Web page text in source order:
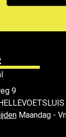
9
Maandag -